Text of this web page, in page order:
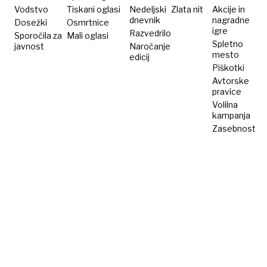
Ukrajini
potencialov
vseh
Vodstvo
Dosežki
Sporočila za
javnost
Tiskani oglasi
Osmrtnice
Mali oglasi
Nedeljski
dnevnik
Razvedrilo
Naročanje
edicij
Zlata nit
Akcije in
nagradne
igre
Spletno
mesto
Piškotki
Avtorske
pravice
Volilna
kampanja
Zasebnost